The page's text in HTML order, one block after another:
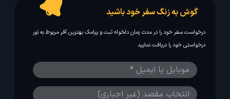
گوش به زنگ سفر خود باشید
درخواست سفر خود را در مدت زمان دلخواه ثبت و پیامک بهترین آفر مربوط به تور
درخواستی خود را دریافت نمایید